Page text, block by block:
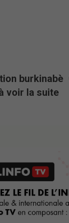
burkinabè
voir la suite